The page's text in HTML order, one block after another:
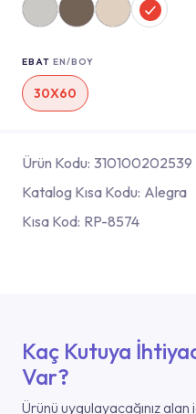
EBAT EN/BOY
30X60
Ürün Kodu: 310100202539
Katalog Kısa Kodu: Alegra
Kısa Kod: RP-8574
Kaç Kutuya
Var?
Ürünü uygulayacağınız alan